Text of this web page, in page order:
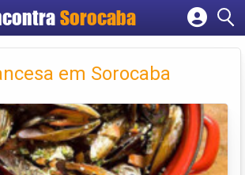
Sorocaba
Cadastrar empresa
Criar conta
em Sorocaba